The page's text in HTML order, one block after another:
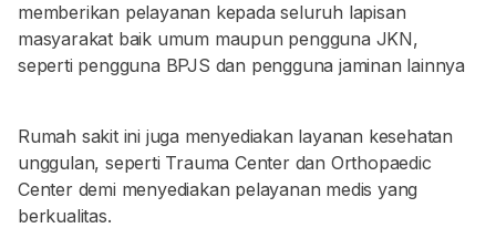
memberikan pelayanan kepada seluruh lapisan
masyarakat baik umum maupun pengguna JKN,
seperti pengguna BPJS dan pengguna jaminan lainnya
Rumah sakit ini juga menyediakan layanan kesehatan
unggulan, seperti Trauma Center dan Orthopaedic
Center demi menyediakan pelayanan medis yang
berkualitas.